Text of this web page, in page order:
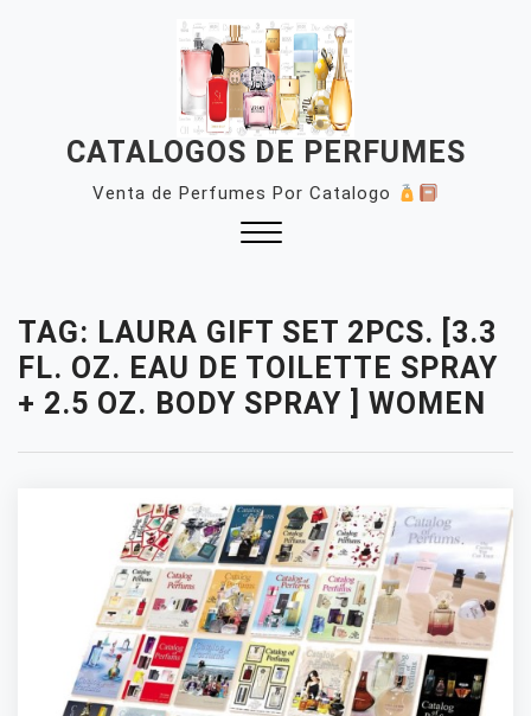
CATALOGOS DE PERFUMES
Venta de Perfumes Por Catalogo
TAG: LAURA GIFT SET 2PCS. [3.3
FL. OZ. EAU DE TOILETTE SPRAY
+ 2.5 OZ. BODY SPRAY ] WOMEN